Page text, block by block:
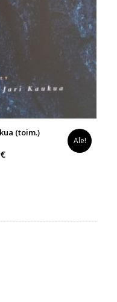
(toim.)
€Nykyinen
Ale!